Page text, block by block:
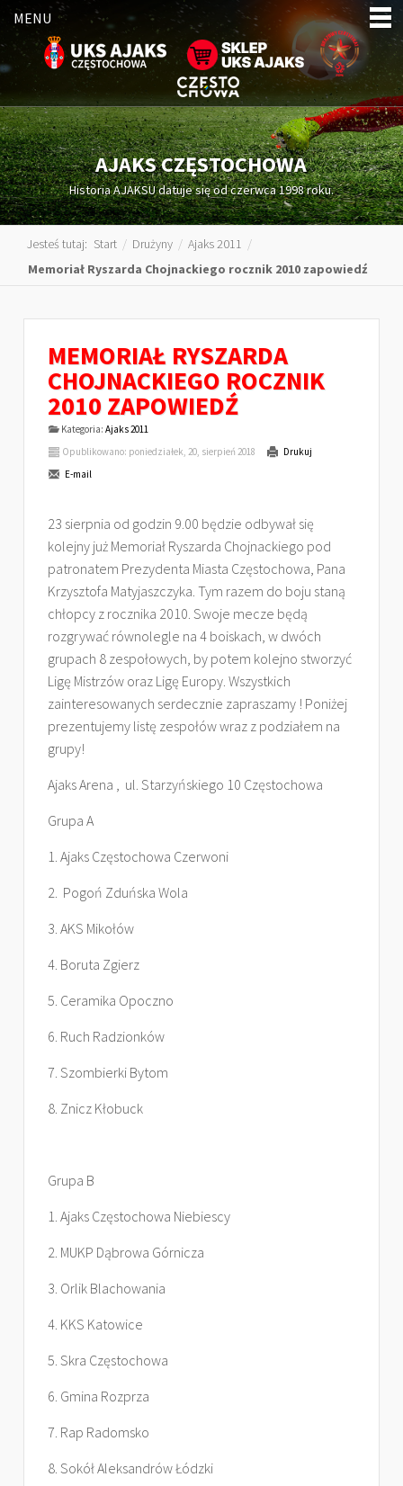
MENU
AJAKS CZĘSTOCHOWA
Historia AJAKSU datuje się od czerwca 1998 roku.
Jesteś tutaj: Start / Drużyny / Ajaks 2011 /
Memoriał Ryszarda Chojnackiego rocznik 2010 zapowiedź
MEMORIAŁ RYSZARDA
CHOJNACKIEGO ROCZNIK
2010 ZAPOWIEDŹ
Kategoria: Ajaks 2011
Opublikowano: poniedziałek, 20, sierpień 2018
Drukuj
E-mail
23 sierpnia od godzin 9.00 będzie odbywał się
kolejny już Memoriał Ryszarda Chojnackiego pod
patronatem Prezydenta Miasta Częstochowa, Pana
Krzysztofa Matyjaszczyka. Tym razem do boju staną
chłopcy z rocznika 2010. Swoje mecze będą
rozgrywać równolegle na 4 boiskach, w dwóch
grupach 8 zespołowych, by potem kolejno stworzyć
Ligę Mistrzów oraz Ligę Europy. Wszystkich
zainteresowanych serdecznie zapraszamy ! Poniżej
prezentujemy listę zespołów wraz z podziałem na
grupy!
Ajaks Arena , ul. Starzyńskiego 10 Częstochowa
Grupa A
1. Ajaks Częstochowa Czerwoni
2. Pogoń Zduńska Wola
3. AKS Mikołów
4. Boruta Zgierz
5. Ceramika Opoczno
6. Ruch Radzionków
7. Szombierki Bytom
8. Znicz Kłobuck
Grupa B
1. Ajaks Częstochowa Niebiescy
2. MUKP Dąbrowa Górnicza
3. Orlik Blachowania
4. KKS Katowice
5. Skra Częstochowa
6. Gmina Rozprza
7. Rap Radomsko
8. Sokół Aleksandrów Łódzki